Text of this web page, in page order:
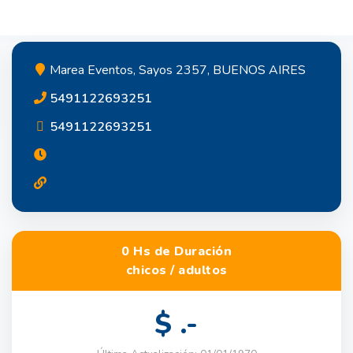
Marea Eventos, Sayos 2357, BUENOS AIRES
5491122693251
5491122693251
0 Hs de Duración
chicos / adultos
$ .-